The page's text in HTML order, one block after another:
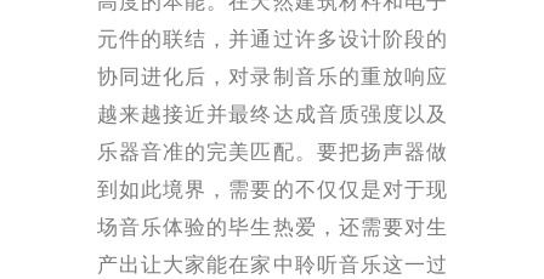
元件的联结，并通过许多设计阶段的
协同进化后，对录制音乐的重放响应
越来越接近并最终达成音质强度以及
乐器音准的完美匹配。要把扬声器做
到如此境界，需要的不仅仅是对于现
场音乐体验的毕生热爱，还需要对生
产出让大家能在家中聆听音乐这一过